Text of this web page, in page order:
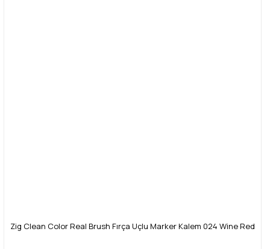
Zig Clean Color Real Brush Fırça Uçlu Marker Kalem 024 Wine Red